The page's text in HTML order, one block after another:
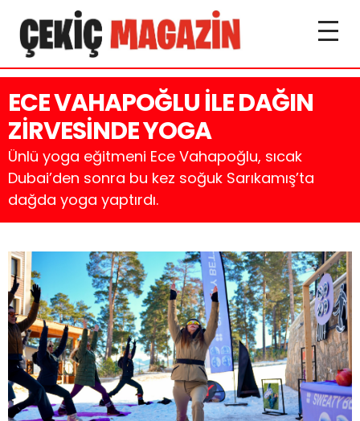
ECE VAHAPOĞLU İLE DAĞIN
ZİRVESİNDE YOGA
Ünlü yoga eğitmeni Ece Vahapoğlu, sıcak
Dubai’den sonra bu kez soğuk Sarıkamış’ta
dağda yoga yaptırdı.